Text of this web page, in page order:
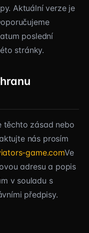
Aktuální verze je
poslední
stránky.
zásad nebo
nás prosím
game.comVe
adresu a popis
v souladu s
předpisy.